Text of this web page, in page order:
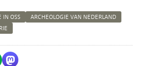
IN OSS
ARCHEOLOGIE VAN NEDERLAND
op LinkedIn
via WhatsApp
Delen via Mastodon